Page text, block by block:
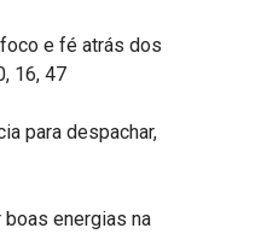
e fé atrás dos
16, 47
para despachar,
energias na